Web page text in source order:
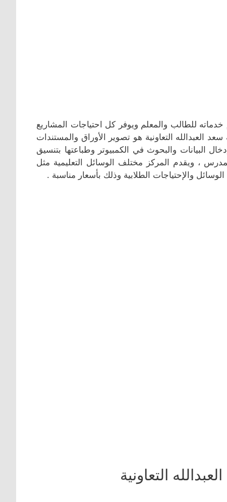
للطالب والمعلم ويوفر كل احتياجات المشاريع
العبدالله التعاونية هو تصوير الأوراق والمستندات
البيانات والبحوث في الكمبيوتر وطباعتها بتنسيق
، ويقدم المركز مختلف الوسائل التعليمية مثل
والإحتياجات الطلابية وذلك بأسعار مناسبة .
التعاونية